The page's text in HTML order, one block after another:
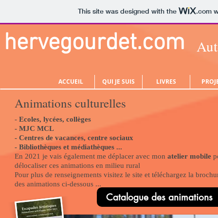
This site was designed with the .com
hervegourdet.com
ACCUEIL QUI JE SUIS LIVRES
Animations culturelles
- Ecoles, lycées, collèges
- MJC MCL
- Centres de vacances, centre sociaux
- Bibliothèques et médiathèques ...
En 2021 je vais également me déplacer avec mon atelier mobile
délocaliser ces animations en milieu rural
Pour plus de renseignements visitez le site et téléchargez la
des animations ci-dessous ...
Catalogue des animations